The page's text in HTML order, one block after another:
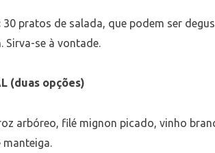
30 pratos de salada, que podem ser
Sirva-se à vontade.
(duas opções)
arbóreo, filé mignon picado, vinho
manteiga.